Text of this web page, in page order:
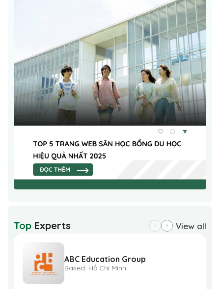
Top Experts View all
ABC Education Group
Based: Hồ Chí Minh